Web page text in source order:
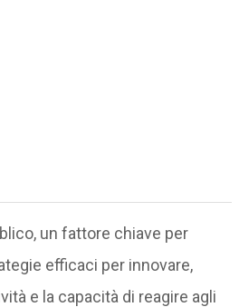
un fattore chiave per
efficaci per innovare,
e la capacità di reagire agli